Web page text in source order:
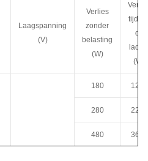
Laagspanning
(V)
Verlies
zonder
belasting
(W)
de
(W)
180 1250
280 2200
480 3650